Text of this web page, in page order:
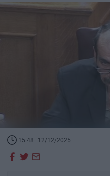
15:48 | 12/12/2025